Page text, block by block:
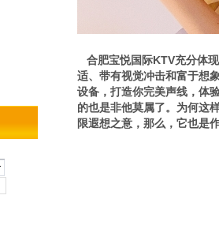
合肥宝悦国际KTV充分体
适、带有视觉冲击和富于想
设备，打造你完美声线，体
的也是非他莫属了。为何这
限遐想之意，那么，它也是